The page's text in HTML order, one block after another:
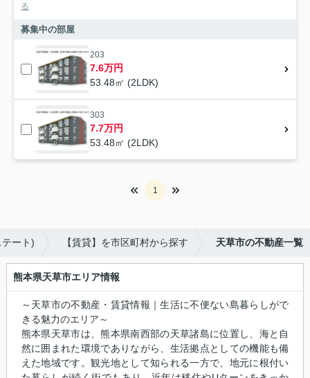
る
募集中の部屋
203
7.6万円
53.48㎡ (2LDK)
303
7.7万円
53.48㎡ (2LDK)
1
ート) 【賃貸】を市区町村から探す 天草市の不動産一覧
熊本県天草市エリア情報
～天草市の不動産・賃貸情報｜生活に不便ない島暮らしがで
きる魅力のエリア～
熊本県天草市は、熊本県南西部の天草諸島に位置し、海と自
然に囲まれた環境でありながら、生活拠点としての機能も備
えた地域です。観光地として知られる一方で、地元に根付い